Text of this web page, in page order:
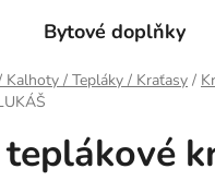
Bytové doplňky
Kalhoty / Tepláky / Kraťasy /